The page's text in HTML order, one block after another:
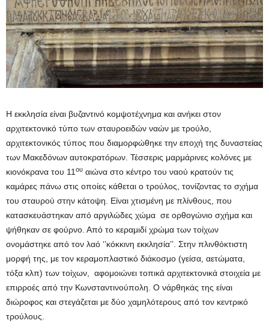
Η εκκλησία είναι βυζαντινό κομψοτέχνημα και ανήκει στον
αρχιτεκτονικό τύπο των σταυροειδών ναών με τρούλο,
αρχιτεκτονικός τύπος που διαμορφώθηκε την εποχή της δυναστείας
των Μακεδόνων αυτοκρατόρων. Τέσσερις μαρμάρινες κολόνες με
κιονόκρανα του 11 ου αιώνα στο κέντρο του ναού κρατούν τις
καμάρες πάνω στις οποίες κάθεται ο τρούλος, τονίζοντας το σχήμα
του σταυρού στην κάτοψη. Είναι χτισμένη με πλίνθους, που
κατασκευάστηκαν από αργιλώδες χώμα σε ορθογώνιο σχήμα και
ψήθηκαν σε φούρνο. Από το κεραμιδί χρώμα των τοίχων
ονομάστηκε από τον λαό ‘’κόκκινη εκκλησία’’. Στην πλινθόκτιστη
μορφή της, με τον κεραμοπλαστικό διάκοσμο (γείσα, αετώματα,
τόξα κλπ) των τοίχων, αφομοιώνει τοπικά αρχιτεκτονικά στοιχεία με
επιρροές από την Κωνσταντινούπολη. Ο νάρθηκάς της είναι
διώροφος και στεγάζεται με δύο χαμηλότερους από τον κεντρικό
τρούλους.